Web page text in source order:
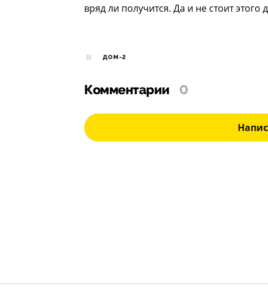
вряд ли получится. Да и не стоит этого
ДОМ-2
Комментарии 0